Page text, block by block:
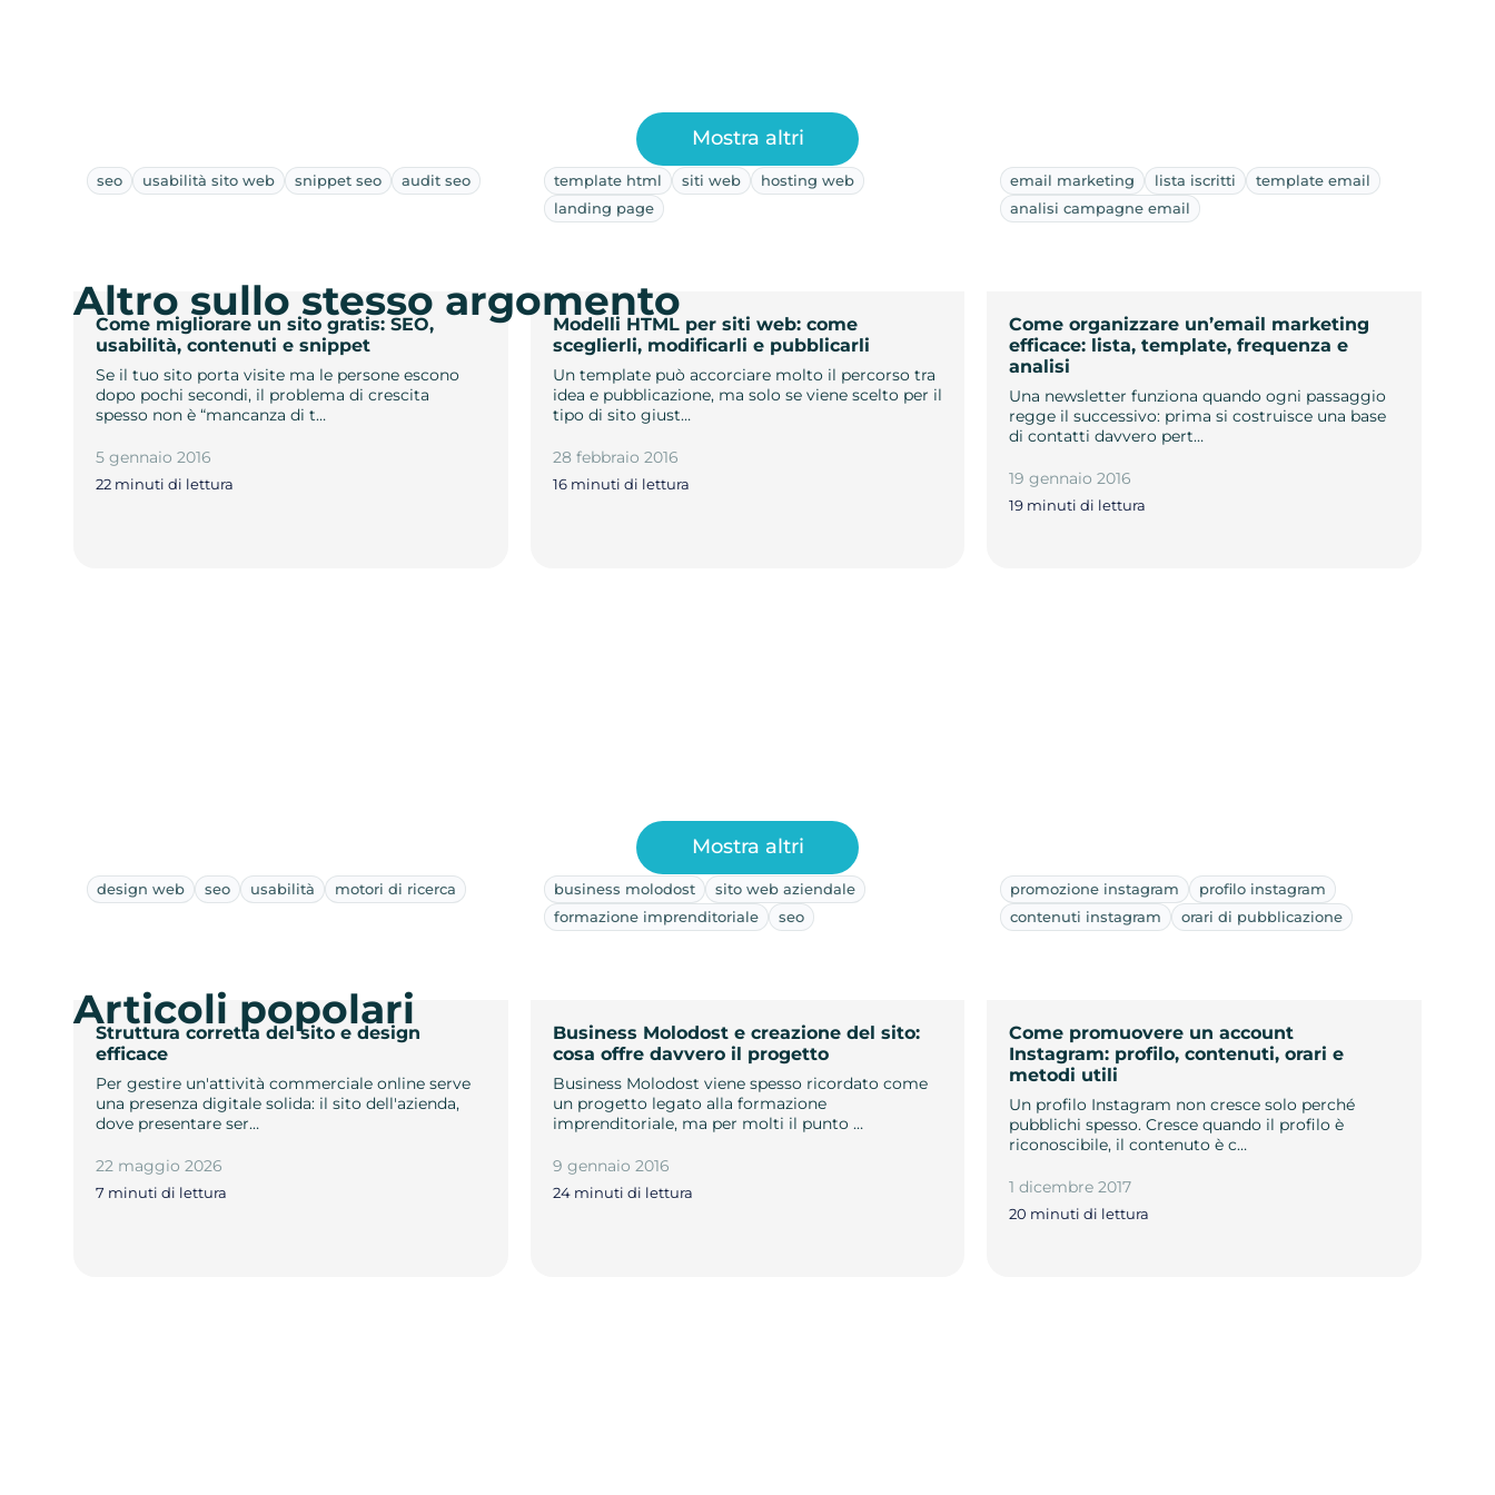
seo usabilità sito web snippet seo audit seo
Come migliorare un sito gratis: SEO,
usabilità, contenuti e snippet
Se il tuo sito porta visite ma le persone escono
dopo pochi secondi, il problema di crescita
spesso non è “mancanza di t…
5 gennaio 2016
22 minuti di lettura
template html siti web
hosting web
landing page
Modelli HTML per siti web: come
sceglierli, modificarli e pubblicarli
Un template può accorciare molto il percorso tra
idea e pubblicazione, ma solo se viene scelto per il
tipo di sito giust…
28 febbraio 2016
16 minuti di lettura
email marketing lista iscritti
template email
analisi campagne email
Come organizzare un’email marketing
efficace: lista, template, frequenza e
analisi
Una newsletter funziona quando ogni passaggio
regge il successivo: prima si costruisce una base
di contatti davvero pert…
19 gennaio 2016
19 minuti di lettura
Mostra altri
Altro sullo stesso argomento
design web seo usabilità motori di ricerca
Struttura corretta del sito e design
efficace
Per gestire un'attività commerciale online serve
una presenza digitale solida: il sito dell'azienda,
dove presentare ser…
22 maggio 2026
7 minuti di lettura
business molodost
sito web aziendale
formazione imprenditoriale
seo
Business Molodost e creazione del sito:
cosa offre davvero il progetto
Business Molodost viene spesso ricordato come
un progetto legato alla formazione
imprenditoriale, ma per molti il punto …
9 gennaio 2016
24 minuti di lettura
promozione instagram
profilo instagram
contenuti instagram
orari di pubblicazione
Come promuovere un account
Instagram: profilo, contenuti, orari e
metodi utili
Un profilo Instagram non cresce solo perché
pubblichi spesso. Cresce quando il profilo è
riconoscibile, il contenuto è c…
1 dicembre 2017
20 minuti di lettura
Mostra altri
Articoli popolari